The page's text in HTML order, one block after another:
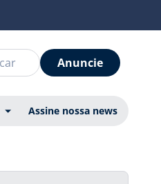
Anuncie
Assine nossa news